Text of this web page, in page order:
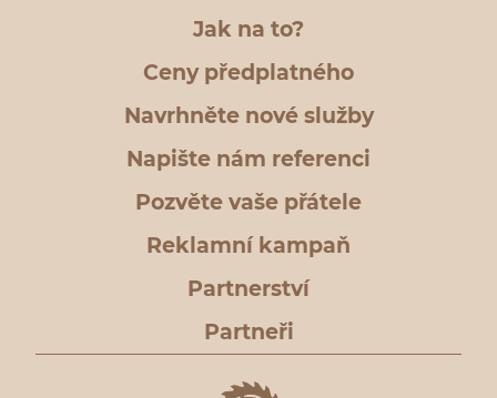
Jak na to?
Ceny předplatného
Navrhněte nové služby
Napište nám referenci
Pozvěte vaše přátele
Reklamní kampaň
Partnerství
Partneři